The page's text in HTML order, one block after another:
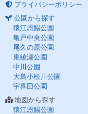
プライバシーポリシー
公園から探す
猿江恩賜公園
亀戸中央公園
尾久の原公園
東綾瀬公園
中川公園
大島小松川公園
宇喜田公園
地図から探す
猿江恩賜公園